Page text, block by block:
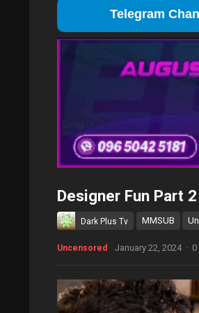
Designer Fun Part 2
Dark Plus Tv MMSUB
Uncensored January 22, 2024 ·